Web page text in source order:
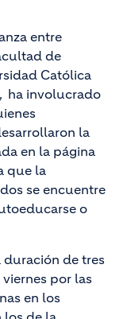
entre
de
Católica
ha involucrado
la
en la página
que la
se encuentre
o
de tres
por las
en los